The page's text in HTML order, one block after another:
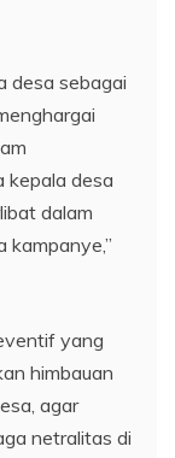
desa sebagai
kepala desa
dalam
kampanye,”
yang
himbauan
agar
netralitas di